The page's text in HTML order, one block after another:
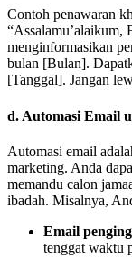
Contoh penawaran
menginformasikan
bulan [Bulan].
[Tanggal]. Jangan
d. Automasi Email
Automasi email
marketing. Anda
memandu calon
ibadah. Misalnya,
Email
tenggat waktu